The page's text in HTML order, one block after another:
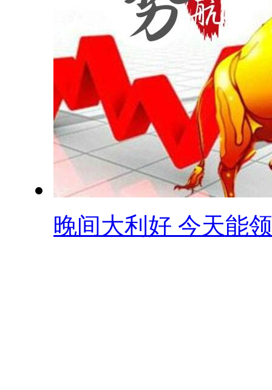
晚间大利好 今天能